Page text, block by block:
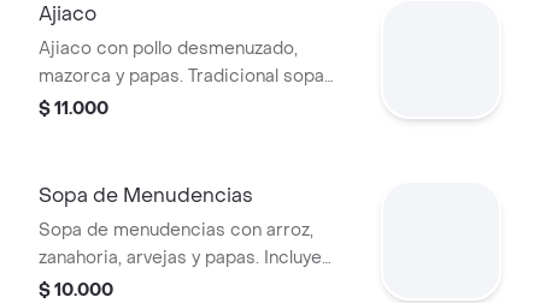
Ajiaco
Ajiaco con pollo desmenuzado,
mazorca y papas. Tradicional sopa
colombiana.
$ 11.000
Sopa de Menudencias
Sopa de menudencias con arroz,
zanahoria, arvejas y papas. Incluye
patas de pollo.
$ 10.000